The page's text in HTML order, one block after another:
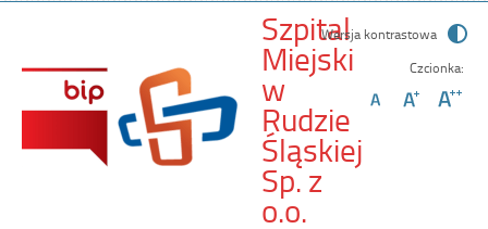
Szpital
Miejski
w
Rudzie
Śląskiej
Sp. z
o.o.
Wersja kontrastowa
Czcionka: